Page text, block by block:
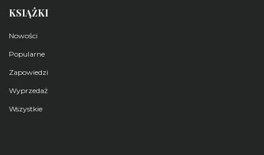
KSIĄŻKI
Nowości
Popularne
Zapowiedzi
Wyprzedaż
Wszystkie